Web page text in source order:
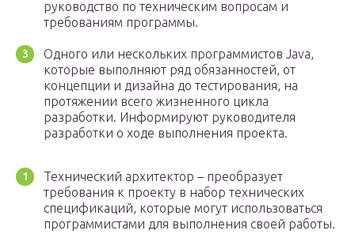
руководство по техническим вопросам и
требованиям программы.
Одного или нескольких программистов Java,
которые выполняют ряд обязанностей, от
концепции и дизайна до тестирования, на
протяжении всего жизненного цикла
разработки. Информируют руководителя
разработки о ходе выполнения проекта.
Технический архитектор – преобразует
требования к проекту в набор технических
спецификаций, которые могут использоваться
программистами для выполнения своей работы.